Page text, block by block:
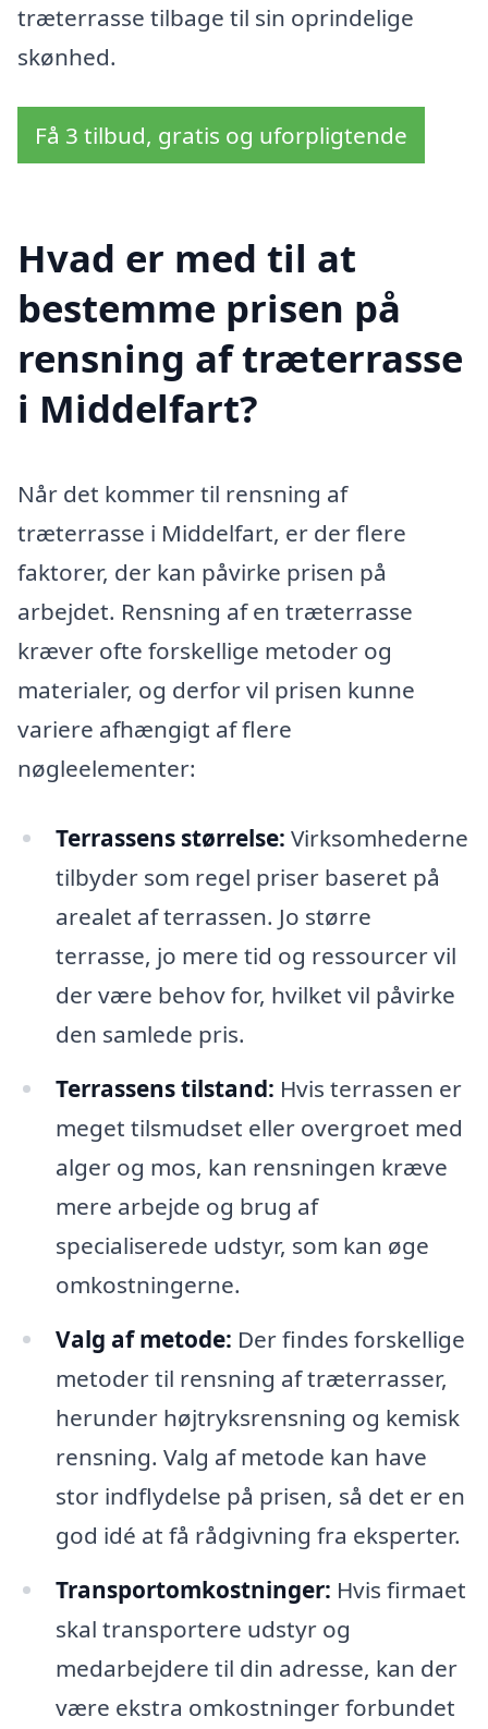
træterrasse tilbage til sin oprindelige
skønhed.
Få 3 tilbud, gratis og uforpligtende
Hvad er med til at
bestemme prisen på
rensning af træterrasse
i Middelfart?
Når det kommer til rensning af
træterrasse i Middelfart, er der flere
faktorer, der kan påvirke prisen på
arbejdet. Rensning af en træterrasse
kræver ofte forskellige metoder og
materialer, og derfor vil prisen kunne
variere afhængigt af flere
nøgleelementer:
Terrassens størrelse: Virksomhederne
tilbyder som regel priser baseret på
arealet af terrassen. Jo større
terrasse, jo mere tid og ressourcer vil
der være behov for, hvilket vil påvirke
den samlede pris.
Terrassens tilstand: Hvis terrassen er
meget tilsmudset eller overgroet med
alger og mos, kan rensningen kræve
mere arbejde og brug af
specialiserede udstyr, som kan øge
omkostningerne.
Valg af metode: Der findes forskellige
metoder til rensning af træterrasser,
herunder højtryksrensning og kemisk
rensning. Valg af metode kan have
stor indflydelse på prisen, så det er en
god idé at få rådgivning fra eksperter.
Transportomkostninger: Hvis firmaet
skal transportere udstyr og
medarbejdere til din adresse, kan der
være ekstra omkostninger forbundet